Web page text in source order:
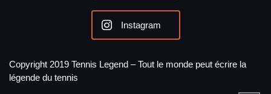
Instagram
Copyright 2019 Tennis Legend – Tout le monde peut écrire la
légende du tennis